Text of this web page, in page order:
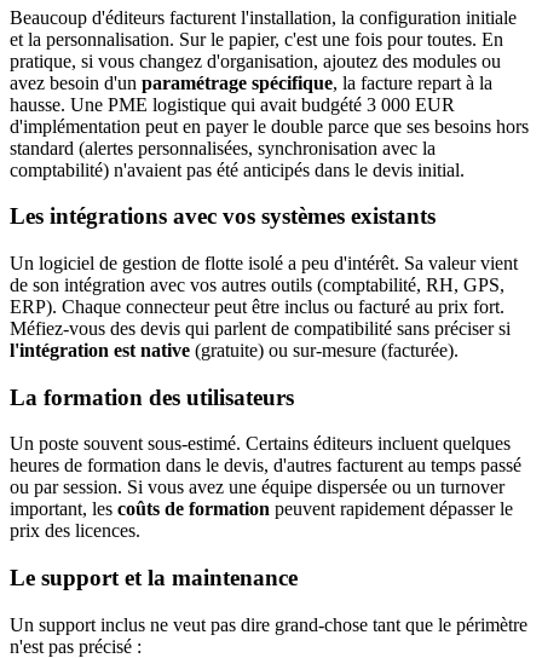
Beaucoup d'éditeurs facturent l'installation, la configuration initiale
et la personnalisation. Sur le papier, c'est une fois pour toutes. En
pratique, si vous changez d'organisation, ajoutez des modules ou
avez besoin d'un paramétrage spécifique, la facture repart à la
hausse. Une PME logistique qui avait budgété 3 000 EUR
d'implémentation peut en payer le double parce que ses besoins hors
standard (alertes personnalisées, synchronisation avec la
comptabilité) n'avaient pas été anticipés dans le devis initial.
Les intégrations avec vos systèmes existants
Un logiciel de gestion de flotte isolé a peu d'intérêt. Sa valeur vient
de son intégration avec vos autres outils (comptabilité, RH, GPS,
ERP). Chaque connecteur peut être inclus ou facturé au prix fort.
Méfiez-vous des devis qui parlent de compatibilité sans préciser si
l'intégration est native (gratuite) ou sur-mesure (facturée).
La formation des utilisateurs
Un poste souvent sous-estimé. Certains éditeurs incluent quelques
heures de formation dans le devis, d'autres facturent au temps passé
ou par session. Si vous avez une équipe dispersée ou un turnover
important, les coûts de formation peuvent rapidement dépasser le
prix des licences.
Le support et la maintenance
Un support inclus ne veut pas dire grand-chose tant que le périmètre
n'est pas précisé :